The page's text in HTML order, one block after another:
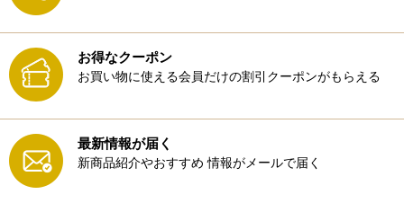
お得なクーポン
お買い物に使える会員だけの割引クーポンがもらえる
最新情報が届く
新商品紹介やおすすめ 情報がメールで届く